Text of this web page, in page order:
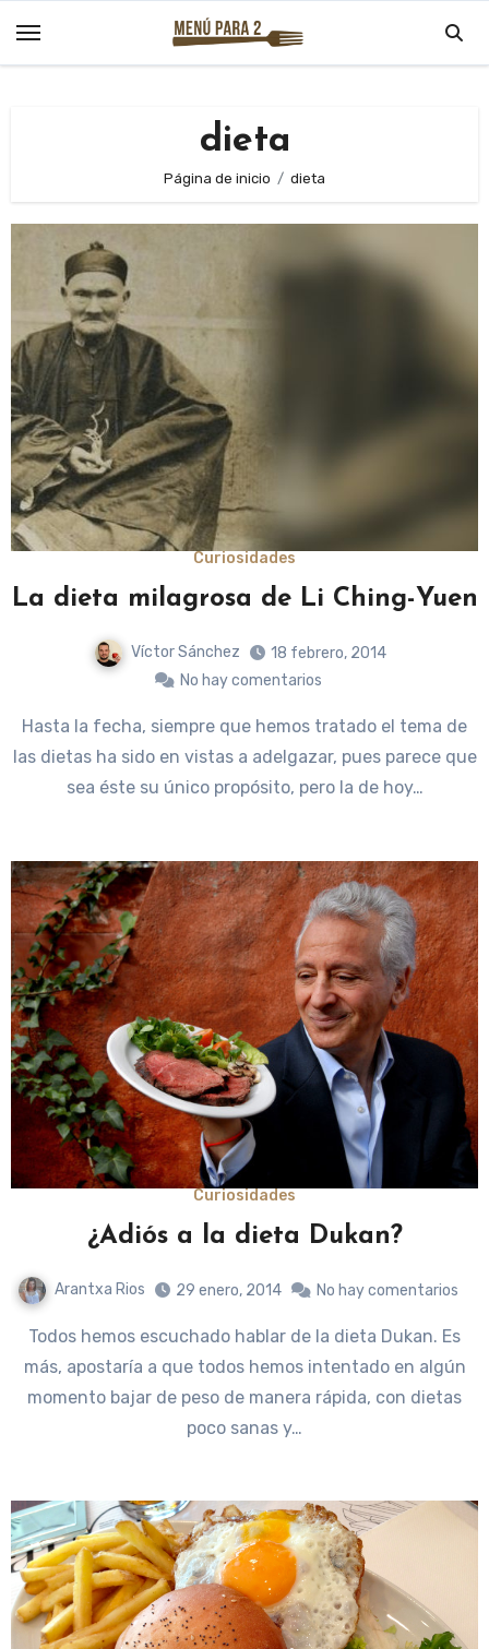
dieta
Página de inicio dieta
Curiosidades
La dieta milagrosa de Li Ching-Yuen
Víctor Sánchez
18 febrero, 2014
No hay comentarios
Hasta la fecha, siempre que hemos tratado el tema de
las dietas ha sido en vistas a adelgazar, pues parece que
sea éste su único propósito, pero la de hoy…
Curiosidades
¿Adiós a la dieta Dukan?
Arantxa Rios 29 enero, 2014 No hay comentarios
Todos hemos escuchado hablar de la dieta Dukan. Es
más, apostaría a que todos hemos intentado en algún
momento bajar de peso de manera rápida, con dietas
poco sanas y…